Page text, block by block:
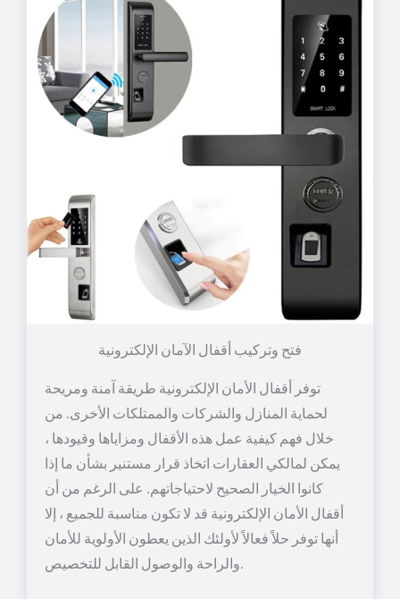
توفر أقفال الأمان الإلكترونية طريقة آمنة ومريحة
لحماية المنازل والشركات والممتلكات الأخرى. من
خلال فهم كيفية عمل هذه الأقفال ومزاياها وقيودها ،
يمكن لمالكي العقارات اتخاذ قرار مستنير بشأن ما إذا
كانوا الخيار الصحيح لاحتياجاتهم. على الرغم من أن
أقفال الأمان الإلكترونية قد لا تكون مناسبة للجميع ، إلا
أنها توفر حلاً فعالاً لأولئك الذين يعطون الأولوية للأمان
والراحة والوصول القابل للتخصيص.